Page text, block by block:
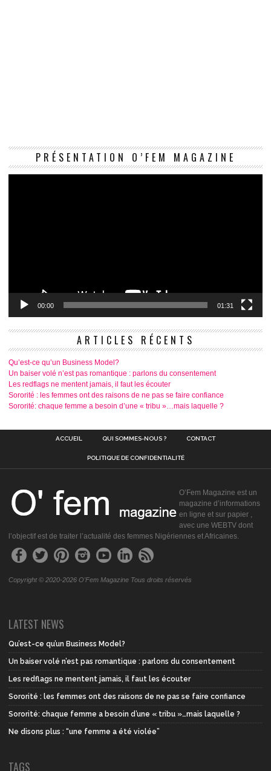
PRÉSENTATION O’FEM MAGAZINE
00:00 01:31
ARTICLES RÉCENTS
Qu’est-ce qu’un Business Model?
Un baiser volé n’est pas romantique : parlons du consentement
Les redflags ne mentent jamais, il faut les écouter
Sororité : les femmes ont des raisons de ne pas se faire confiance
Sororité: chaque femme a besoin d’une « tribu »…mais laquelle ?
ACCUEIL QUI SOMMES-NOUS ? CONTACT
POLITIQUE DE CONFIDENTIALITÉ
O’Fem Magazine est un
magazine d’informations
en ligne et sur papier ,
avec une WEBTV dont
l’objectif est de traiter l’actualité des femmes Nigériennes et Africaines.
Copyright © 2020-2026 O'Fem Magazine Tous droits réservés
LATEST NEWS
Qu’est-ce qu’un Business Model?
Un baiser volé n’est pas romantique : parlons du consentement
Les redflags ne mentent jamais, il faut les écouter
Sororité : les femmes ont des raisons de ne pas se faire confiance
Sororité: chaque femme a besoin d’une « tribu »…mais laquelle ?
Ne disons plus : “une femme a été violée”
TAGS